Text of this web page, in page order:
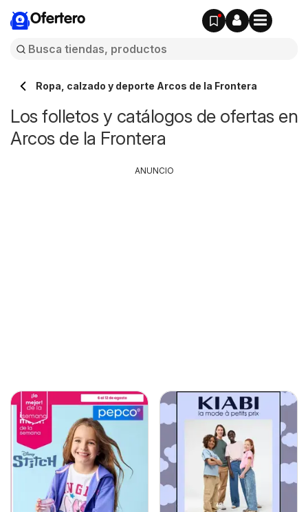
Ofertero
Ropa, calzado y deporte Arcos de la Frontera
Los folletos y catálogos de ofertas en
Arcos de la Frontera
ANUNCIO